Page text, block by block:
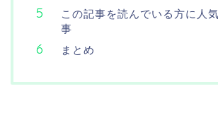
この記事を読んでいる方に人
事
まとめ